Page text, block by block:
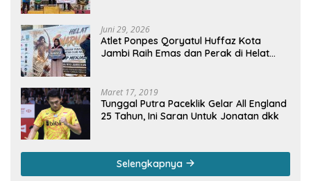
Juni 29, 2026
Atlet Ponpes Qoryatul Huffaz Kota
Jambi Raih Emas dan Perak di Helat
Maret 17, 2019
Tunggal Putra Paceklik Gelar All England
25 Tahun, Ini Saran Untuk Jonatan dkk
Selengkapnya